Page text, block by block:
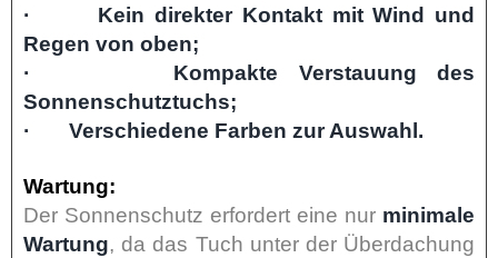
· Kein direkter Kontakt mit Wind und
Regen von oben;
· Kompakte Verstauung des
Sonnenschutztuchs;
· Verschiedene Farben zur Auswahl.
Wartung:
Der Sonnenschutz erfordert eine nur minimale
Wartung, da das Tuch unter der Überdachung